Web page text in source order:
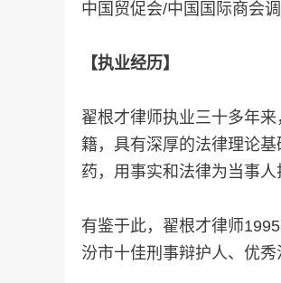
中国贸促会/中国国际商会
【执业经历】
翟根才律师执业三十多年
籍，具有深厚的法律理论
药，用事实和法律为当事人
有鉴于此，翟根才律师
汾市十佳刑事辩护人、优秀